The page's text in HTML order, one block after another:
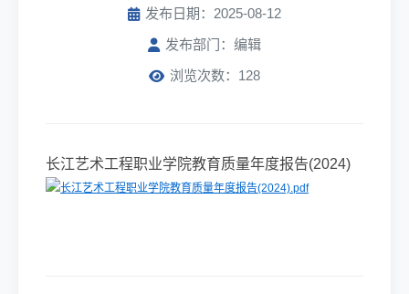
发布日期：2025-08-12
发布部门：编辑
浏览次数：128
长江艺术工程职业学院教育质量年度报告(2024)
长江艺术工程职业学院教育质量年度报告(2024).pdf